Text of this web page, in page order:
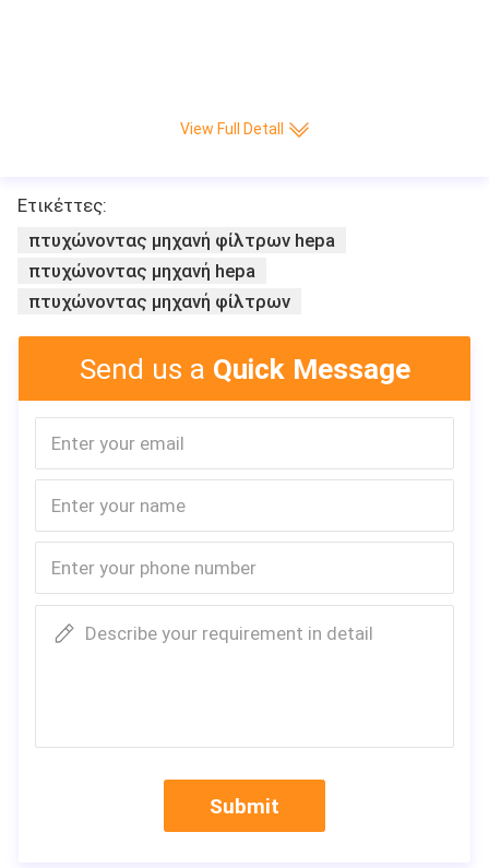
View Full Detall
Ετικέττες:
πτυχώνοντας μηχανή φίλτρων hepa
πτυχώνοντας μηχανή hepa
πτυχώνοντας μηχανή φίλτρων
Send us a Quick Message
Describe your requirement in detail
Submit